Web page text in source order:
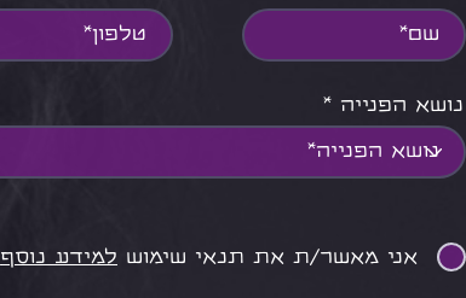
נושא הפנייה
אני מאשר/ת את תנאי שימוש למידע נוסף